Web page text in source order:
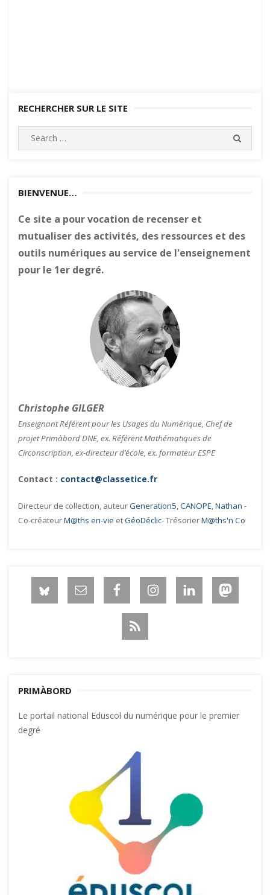
RECHERCHER SUR LE SITE
Search
for:
BIENVENUE…
Ce site a pour vocation de recenser et
mutualiser des activités, des ressources et des
outils numériques au service de l'enseignement
pour le 1er degré.
Christophe GILGER
Enseignant Référent pour les Usages du Numérique, Chef de
projet Primàbord DNE, ex. Référent Mathématiques de
Circonscription, ex-directeur d’école, ex. formateur ESPE
Contact : contact@classetice.fr
Directeur de collection, auteurGeneration5,CANOPE,Nathan -
Co-créateurM@ths en-vie etGéoDéclic- TrésorierM@ths'n Co
PRIMÀBORD
Le portail national Eduscol du numérique pour le premier
degré